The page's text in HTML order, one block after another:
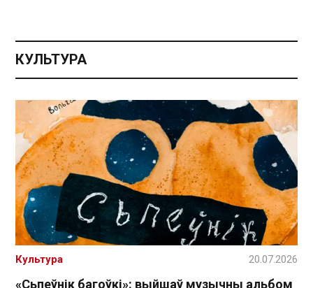
КУЛЬТУРА
«Сьпеўнік багоўкі»: выйшаў музычны альбом
Культура 20.07.2026